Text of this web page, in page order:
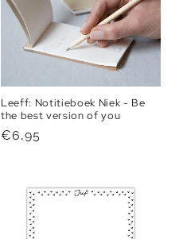
Leeff: Notitieboek Niek - Be
the best version of you
Normale
€6,95